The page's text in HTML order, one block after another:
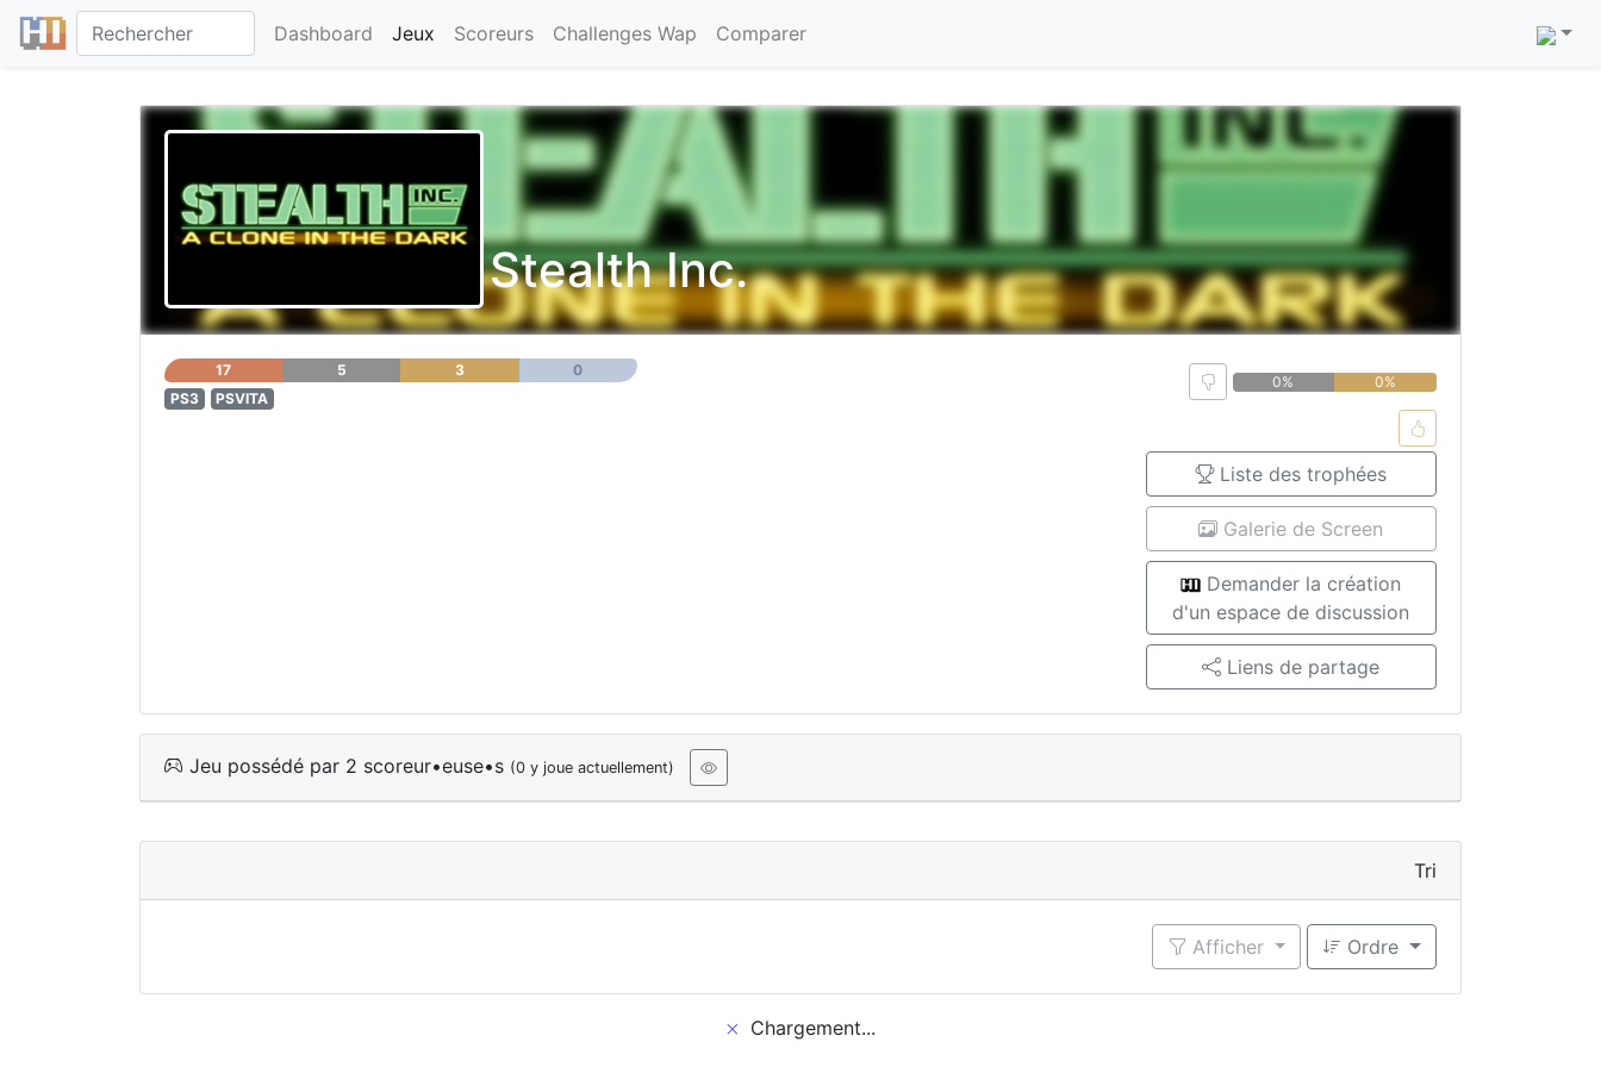
Dashboard Jeux Scoreurs Challenges Wap Comparer
Stealth Inc.
17 5 3
0
PS3
PSVITA
0% 0%
Liste des trophées
Galerie de Screen
Demander la création
d'un espace de discussion
Liens de partage
Jeu possédé par 2 scoreur•euse•s (0 y joue actuellement)
Tri
Afficher Ordre
Chargement...